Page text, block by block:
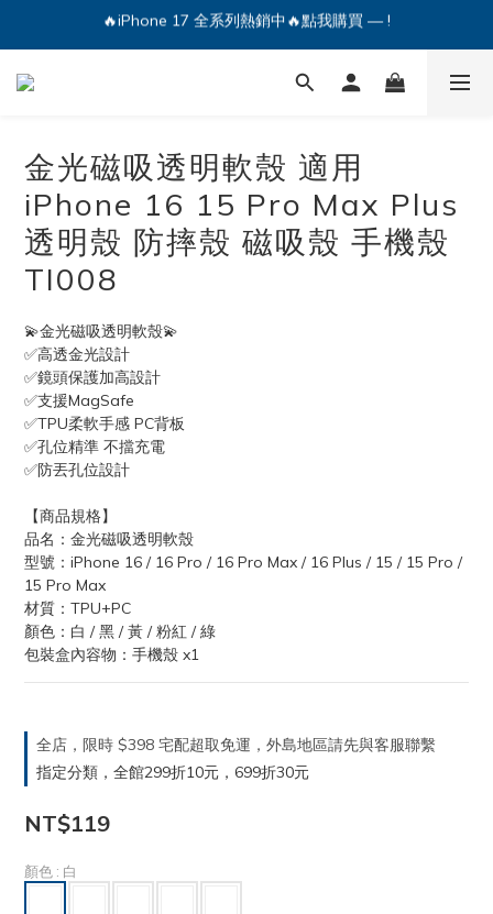
🔥iPhone 17 全系列熱銷中🔥點我購買 — !
💕加入Q哥 Line 新好友領優惠券！🎫
🔥iPhone 17 全系列熱銷中🔥點我購買 — !
金光磁吸透明軟殼 適用
iPhone 16 15 Pro Max Plus
透明殼 防摔殼 磁吸殼 手機殼
TI008
💫金光磁吸透明軟殼💫
✅高透金光設計
✅鏡頭保護加高設計
✅支援MagSafe
✅TPU柔軟手感 PC背板
✅孔位精準 不擋充電
✅防丟孔位設計
【商品規格】
品名：金光磁吸透明軟殼
型號：iPhone 16 / 16 Pro / 16 Pro Max / 16 Plus / 15 / 15 Pro /
15 Pro Max
材質：TPU+PC
顏色：白 / 黑 / 黃 / 粉紅 / 綠
包裝盒內容物：手機殼 x1
全店，限時 $398 宅配超取免運，外島地區請先與客服聯繫
指定分類，全館299折10元，699折30元
NT$119
顏色 : 白